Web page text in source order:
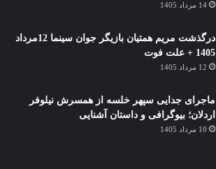
14 مرداد 1405
درگذشت مریم همتیان بازیگر جوان سینما 12مرداد
1405 + علت فوت
12 مرداد 1405
ماجرای جدایی سپهر خلسه از همسرش نیلوفر
اردلان؛ بیوگرافی و داستان آشنایی
10 مرداد 1405